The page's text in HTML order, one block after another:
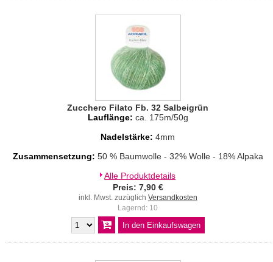
Zucchero Filato Fb. 32 Salbeigrün
Lauflänge: ca. 175m/50g
Nadelstärke: 4mm
Zusammensetzung: 50 % Baumwolle - 32% Wolle - 18% Alpaka
Alle Produktdetails
Preis: 7,90 €
inkl. Mwst. zuzüglich Versandkosten
Lagernd: 10